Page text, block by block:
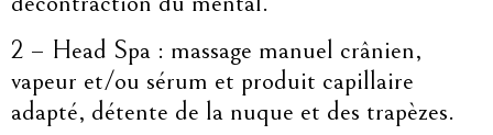
2 – Head Spa : massage manuel crânien,
vapeur et/ou sérum et produit capillaire
adapté, détente de la nuque et des trapèzes.